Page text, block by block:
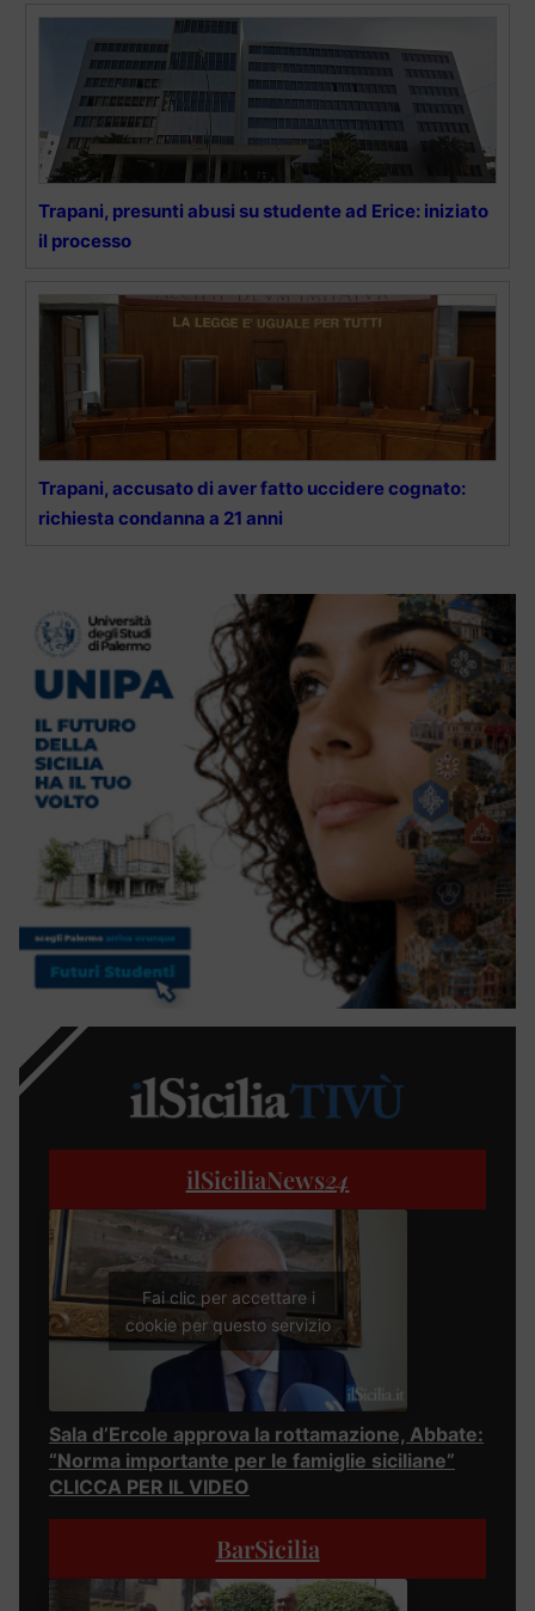
Trapani, presunti abusi su studente ad Erice: iniziato
il processo
Trapani, accusato di aver fatto uccidere cognato:
richiesta condanna a 21 anni
ilSiciliaNews24
Fai clic per accettare i
cookie per questo servizio
Sala d’Ercole approva la rottamazione, Abbate:
“Norma importante per le famiglie siciliane”
CLICCA PER IL VIDEO
BarSicilia